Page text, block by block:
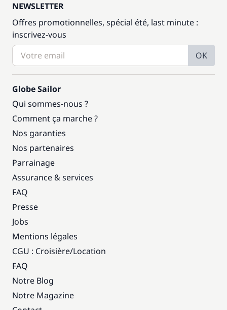
NEWSLETTER
Offres promotionnelles, spécial été, last minute :
inscrivez-vous
OK
Globe Sailor
Qui sommes-nous ?
Comment ça marche ?
Nos garanties
Nos partenaires
Parrainage
Assurance & services
FAQ
Presse
Jobs
Mentions légales
CGU : Croisière/Location
FAQ
Notre Blog
Notre Magazine